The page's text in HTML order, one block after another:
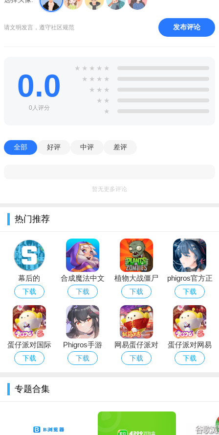
2：动物不会狂躁
下去，部分机型可能会出现没有动物的情况，卸载重装即可恢复
正常
游戏玩法
2、野牛栖息地:容易转移，转移时有较长时间的电荷保护，是
3、长颈鹿栖息地:它的主要功能是扩张套索，可以提高后期转
4、秃鹰栖息地:秃鹰可以跨越一切障碍，这种中期动物是大象
5、狮子栖息地:后期用动物非常容易，一路吃非常安全。
6、大象栖息地:前期没人能阻止，在没有高级动物之前是最稳
定的前进方式，但是转移到暴力动物身上就麻烦了。
鸟成为非常安全的超高速坐骑！
游戏特色
1、各种玩法会让你大开眼界，育种、模拟、跑酷、比赛等
等；
2、游戏画面非常精致细腻，经典的3d像素风格让你爱不释
手；
3、操作简单，可玩性强，你要捕捉更多的动物才能扩大你的
动物园。
请文明发言，遵守社区规范 发布评论
0.0
0人评分
★ ★ ★ ★ ★
★ ★ ★ ★
★ ★ ★
★ ★
★
全部 好评 中评 差评
暂无更多评论
热门推荐
幕后的
Nextbots沙盒
游戏安卓最新
版本
下载
合成魔法中文
版
下载
植物大战僵尸
经典版下载安
装免费
下载
phigros官方正
版下载2026最
新版安卓版
下载
蛋仔派对国际
服Eggy Party
版
下载
Phigros手游
官方下载最新
下载
网易蛋仔派对
游戏免费版下
下载
蛋仔派对网易
版下载安卓正
下载
专题合集